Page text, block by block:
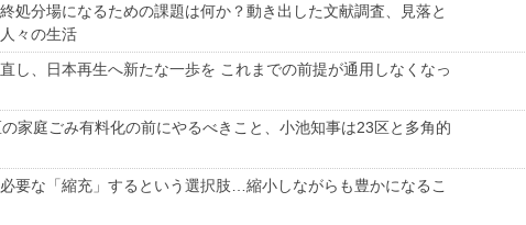
処分場になるための課題は何か？動き出した文献調査、見落と
々の生活
し、日本再生へ新たな一歩を これまでの前提が通用しなくなっ
家庭ごみ有料化の前にやるべきこと、小池知事は23区と多角的
要な「縮充」するという選択肢…縮小しながらも豊かになるこ